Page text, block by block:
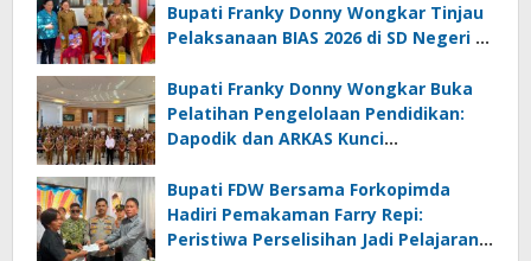
Bupati Franky Donny Wongkar Tinjau
Pelaksanaan BIAS 2026 di SD Negeri 2
Bupati Franky Donny Wongkar Buka
Pelatihan Pengelolaan Pendidikan:
Dapodik dan ARKAS Kunci
Minahasa Selatan
Bupati FDW Bersama Forkopimda
Hadiri Pemakaman Farry Repi:
Peristiwa Perselisihan Jadi Pelajaran,